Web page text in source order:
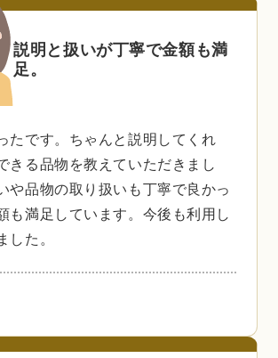
説明と扱いが丁寧で金額も満
足。
たです。ちゃんと説明してくれ
きる品物を教えていただきまし
や品物の取り扱いも丁寧で良かっ
も満足しています。今後も利用し
た。